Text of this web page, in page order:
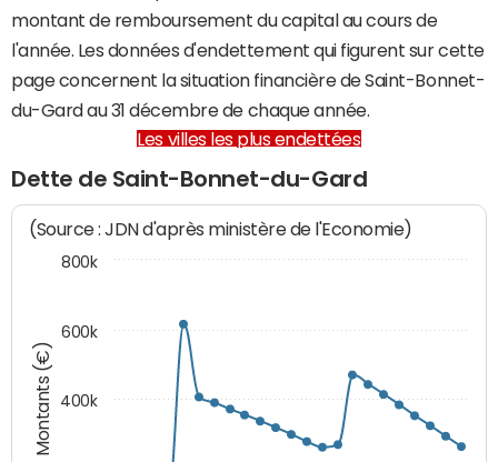
montant de remboursement du capital au cours de
l'année. Les données d'endettement qui figurent sur cette
page concernent la situation financière de Saint-Bonnet-
du-Gard au 31 décembre de chaque année.
Les villes les plus endettées
Dette de Saint-Bonnet-du-Gard
Montants (€)
(Source : JDN d'après ministère de l'Economie)
400k
600k
800k